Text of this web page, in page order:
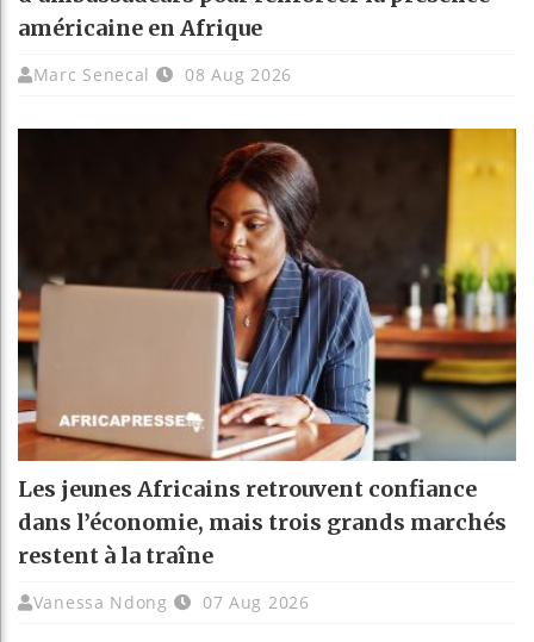
américaine en Afrique
Marc Senecal 08 Aug 2026
Les jeunes Africains retrouvent confiance
dans l’économie, mais trois grands marchés
restent à la traîne
Vanessa Ndong 07 Aug 2026